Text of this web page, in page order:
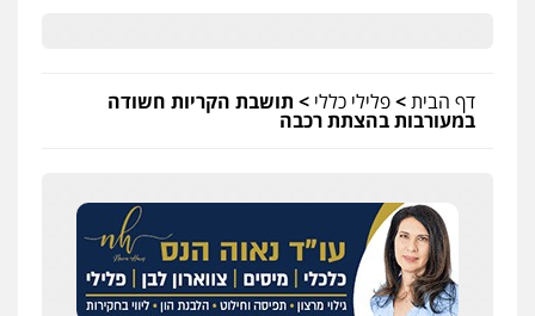
דף הבית>פלילי כללי > תושבת הקריות חשודה
במעורבות בהצתת רכבה